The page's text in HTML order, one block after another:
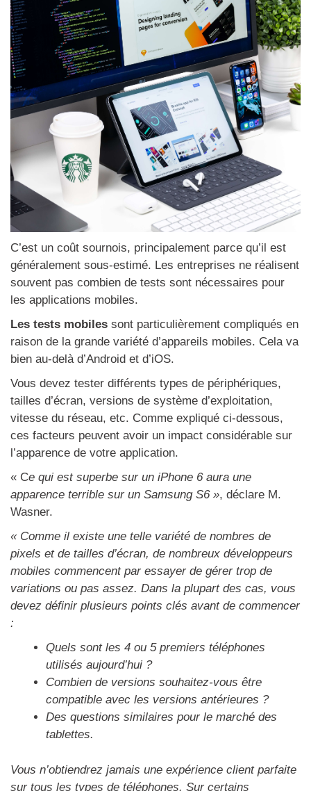
C’est un coût sournois, principalement parce qu’il est
généralement sous-estimé. Les entreprises ne réalisent
souvent pas combien de tests sont nécessaires pour
les applications mobiles.
Les tests mobiles sont particulièrement compliqués en
raison de la grande variété d’appareils mobiles. Cela va
bien au-delà d’Android et d’iOS.
Vous devez tester différents types de périphériques,
tailles d’écran, versions de système d’exploitation,
vitesse du réseau, etc. Comme expliqué ci-dessous,
ces facteurs peuvent avoir un impact considérable sur
l’apparence de votre application.
« Ce qui est superbe sur un iPhone 6 aura une
apparence terrible sur un Samsung S6 », déclare M.
Wasner.
« Comme il existe une telle variété de nombres de
pixels et de tailles d’écran, de nombreux développeurs
mobiles commencent par essayer de gérer trop de
variations ou pas assez. Dans la plupart des cas, vous
devez définir plusieurs points clés avant de commencer
:
Quels sont les 4 ou 5 premiers téléphones
utilisés aujourd’hui ?
Combien de versions souhaitez-vous être
compatible avec les versions antérieures ?
Des questions similaires pour le marché des
tablettes.
Vous n’obtiendrez jamais une expérience client parfaite
sur tous les types de téléphones. Sur certains